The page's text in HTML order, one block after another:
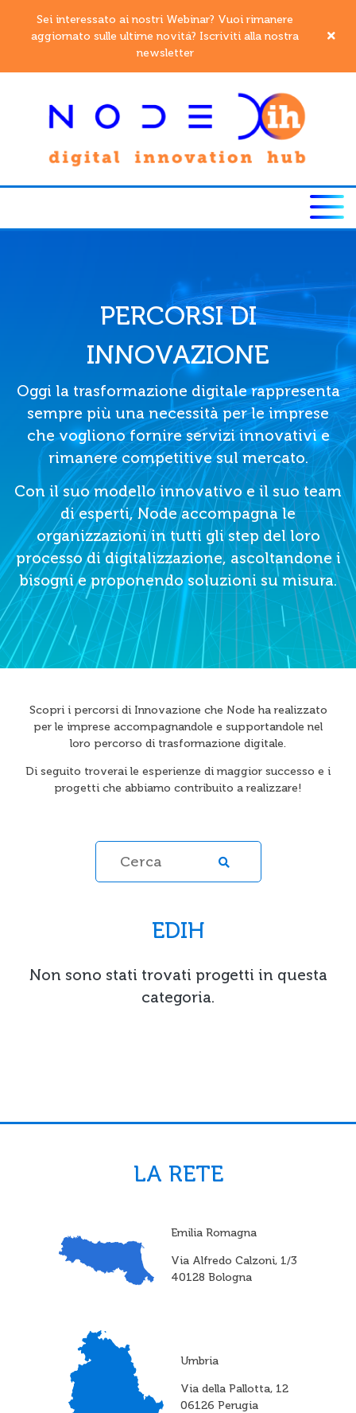
Sei interessato ai nostri Webinar? Vuoi rimanere
aggiornato sulle ultime novitá? Iscriviti alla nostra
newsletter
PERCORSI DI
INNOVAZIONE
Oggi la trasformazione digitale rappresenta
sempre più una necessità per le imprese
che vogliono fornire servizi innovativi e
rimanere competitive sul mercato.
Con il suo modello innovativo e il suo team
di esperti, Node accompagna le
organizzazioni in tutti gli step del loro
processo di digitalizzazione, ascoltandone i
bisogni e proponendo soluzioni su misura.
Scopri i percorsi di Innovazione che Node ha realizzato
per le imprese accompagnandole e supportandole nel
loro percorso di trasformazione digitale.
Di seguito troverai le esperienze di maggior successo e i
progetti che abbiamo contribuito a realizzare!
EDIH
Non sono stati trovati progetti in questa
categoria.
LA RETE
Emilia Romagna
Via Alfredo Calzoni, 1/3
40128 Bologna
Umbria
Via della Pallotta, 12
06126 Perugia